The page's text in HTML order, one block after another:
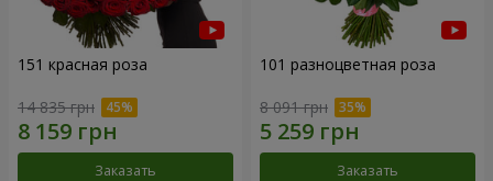
151 красная роза
14 835 грн
Заказать
101 разноцветная роза
8 091 грн
Заказать